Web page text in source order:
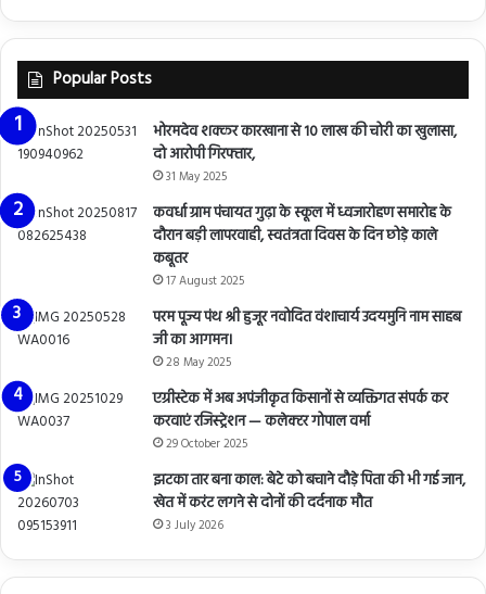
Popular Posts
भोरमदेव शक्कर कारखाना से 10 लाख की चोरी का खुलासा,
दो आरोपी गिरफ्तार,
31 May 2025
कवर्धा ग्राम पंचायत गुढ़ा के स्कूल में ध्वजारोहण समारोह के
दौरान बड़ी लापरवाही, स्वतंत्रता दिवस के दिन छोड़े काले
कबूतर
17 August 2025
परम पूज्य पंथ श्री हुजूर नवोदित वंशाचार्य उदयमुनि नाम साहब
जी का आगमन।
28 May 2025
एग्रीस्टेक में अब अपंजीकृत किसानों से व्यक्तिगत संपर्क कर
करवाएं रजिस्ट्रेशन — कलेक्टर गोपाल वर्मा
29 October 2025
झटका तार बना काल: बेटे को बचाने दौड़े पिता की भी गई जान,
खेत में करंट लगने से दोनों की दर्दनाक मौत
3 July 2026